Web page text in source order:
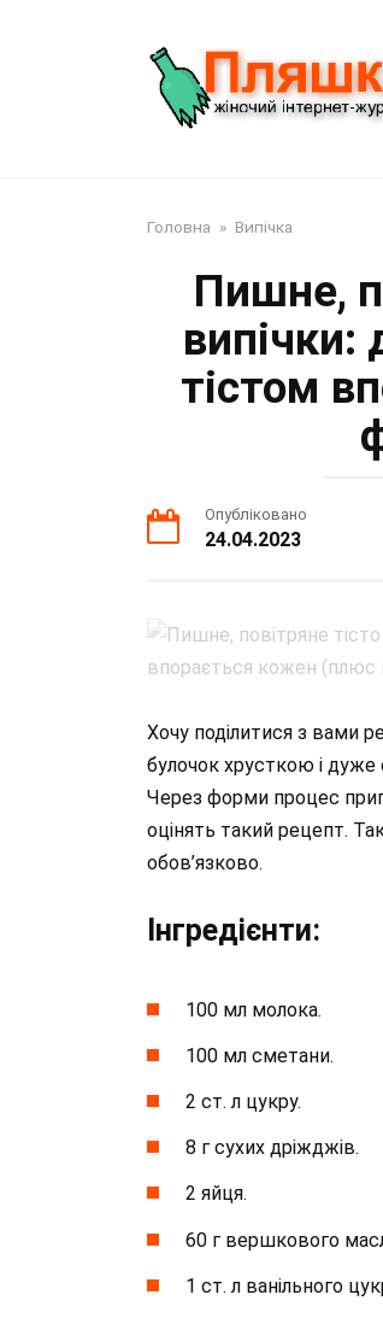
Головна » Випічка
Пишне,
тістом
Опубліковано
24.04.2023
Хочу поділитися з вами
булочок хрусткою і дуже
Через форми процес
оцінять такий рецепт.
обов’язково.
Інгредієнти:
100 мл молока.
100 мл сметани.
2 ст. л цукру.
8 г сухих дріжджів.
2 яйця.
60 г вершкового
1 ст. л ванільного